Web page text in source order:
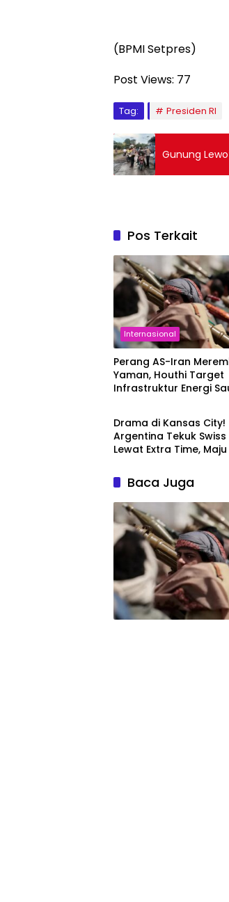
(BPMI Setpres)
Post Views: 77
Tag: Presiden RI
Gunung
Pos Terkait
Internasional
Perang AS-Iran
Yaman, Houthi Target
Infrastruktur Energi
Berita
Drama di Kansas City!
Argentina Tekuk Swiss
Lewat Extra Time,
Baca Juga